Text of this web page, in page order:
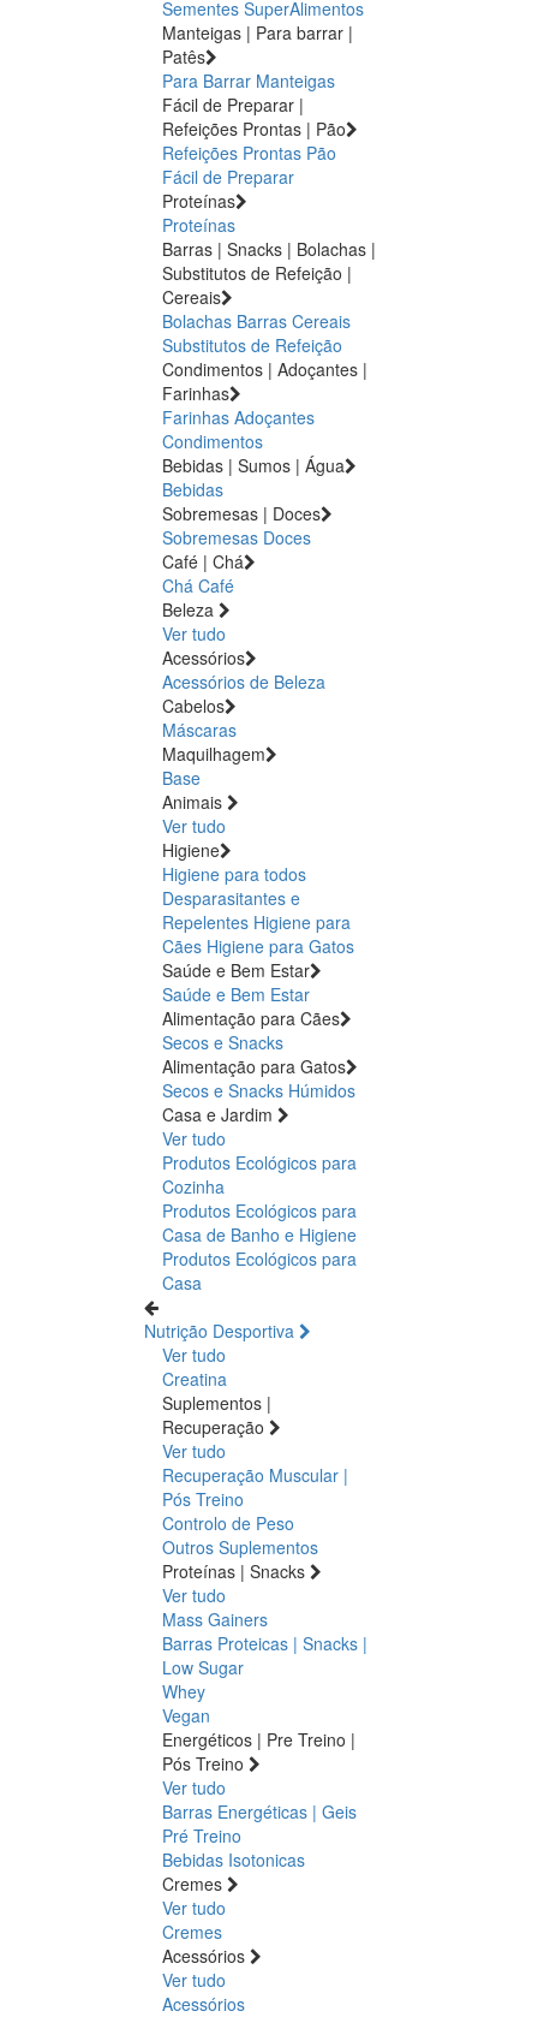
Sementes SuperAlimentos
Manteigas | Para barrar |
Patês
Para Barrar Manteigas
Fácil de Preparar |
Refeições Prontas | Pão
Refeições Prontas Pão
Fácil de Preparar
Proteínas
Proteínas
Barras | Snacks | Bolachas |
Substitutos de Refeição |
Cereais
Bolachas Barras Cereais
Substitutos de Refeição
Condimentos | Adoçantes |
Farinhas
Farinhas Adoçantes
Condimentos
Bebidas | Sumos | Água
Bebidas
Sobremesas | Doces
Sobremesas Doces
Café | Chá
Chá Café
Beleza
Ver tudo
Acessórios
Acessórios de Beleza
Cabelos
Máscaras
Maquilhagem
Base
Animais
Ver tudo
Higiene
Higiene para todos
Desparasitantes e
Repelentes Higiene para
Cães Higiene para Gatos
Saúde e Bem Estar
Saúde e Bem Estar
Alimentação para Cães
Secos e Snacks
Alimentação para Gatos
Secos e Snacks Húmidos
Casa e Jardim
Ver tudo
Produtos Ecológicos para
Cozinha
Produtos Ecológicos para
Casa de Banho e Higiene
Produtos Ecológicos para
Casa
Nutrição Desportiva
Ver tudo
Creatina
Suplementos |
Recuperação
Ver tudo
Recuperação Muscular |
Pós Treino
Controlo de Peso
Outros Suplementos
Proteínas | Snacks
Ver tudo
Mass Gainers
Barras Proteicas | Snacks |
Low Sugar
Whey
Vegan
Energéticos | Pre Treino |
Pós Treino
Ver tudo
Barras Energéticas | Geis
Pré Treino
Bebidas Isotonicas
Cremes
Ver tudo
Cremes
Acessórios
Ver tudo
Acessórios